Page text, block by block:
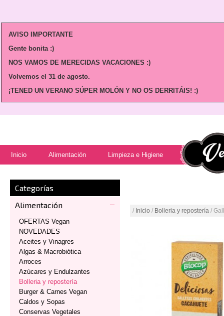
AVISO IMPORTANTE
Gente bonita :)
NOS VAMOS DE MERECIDAS VACACIONES :)
Volvemos el 31 de agosto.
¡TENED UN VERANO SÚPER MOLÓN Y NO OS DERRITÁIS! :)
Inicio Alimentación Limpieza e Higiene
Categorías
Alimentación
OFERTAS Vegan
NOVEDADES
Aceites y Vinagres
Algas & Macrobiótica
Arroces
Azúcares y Endulzantes
Bolleria y repostería
Burger & Carnes Vegan
Caldos y Sopas
Conservas Vegetales
/ Inicio / Bolleria y repostería /